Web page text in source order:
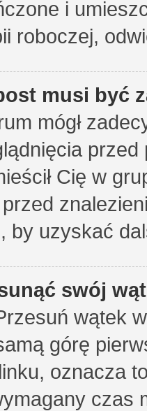
i
roboczej,
musi być
mógł
Cię w
by uzyskać
swój
wątek
górę
oznacza